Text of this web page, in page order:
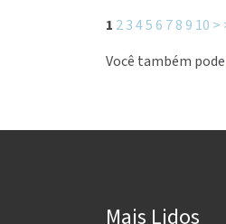
1 2345 6 78 9 10 >
Você também pode
Mais Lidos